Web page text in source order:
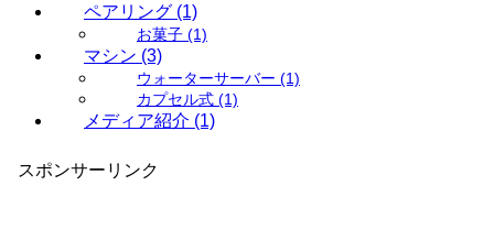
ペアリング (1)
お菓子 (1)
マシン (3)
ウォーターサーバー (1)
カプセル式 (1)
メディア紹介 (1)
スポンサーリンク